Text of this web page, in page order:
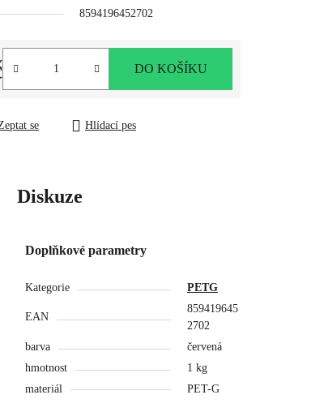
8594196452702
DO KOŠÍKU
se
Hlídací pes
Diskuze
Doplňkové parametry
Kategorie PETG
EAN
859419645
2702
barva
červená
hmotnost
1 kg
materiál
PET-G